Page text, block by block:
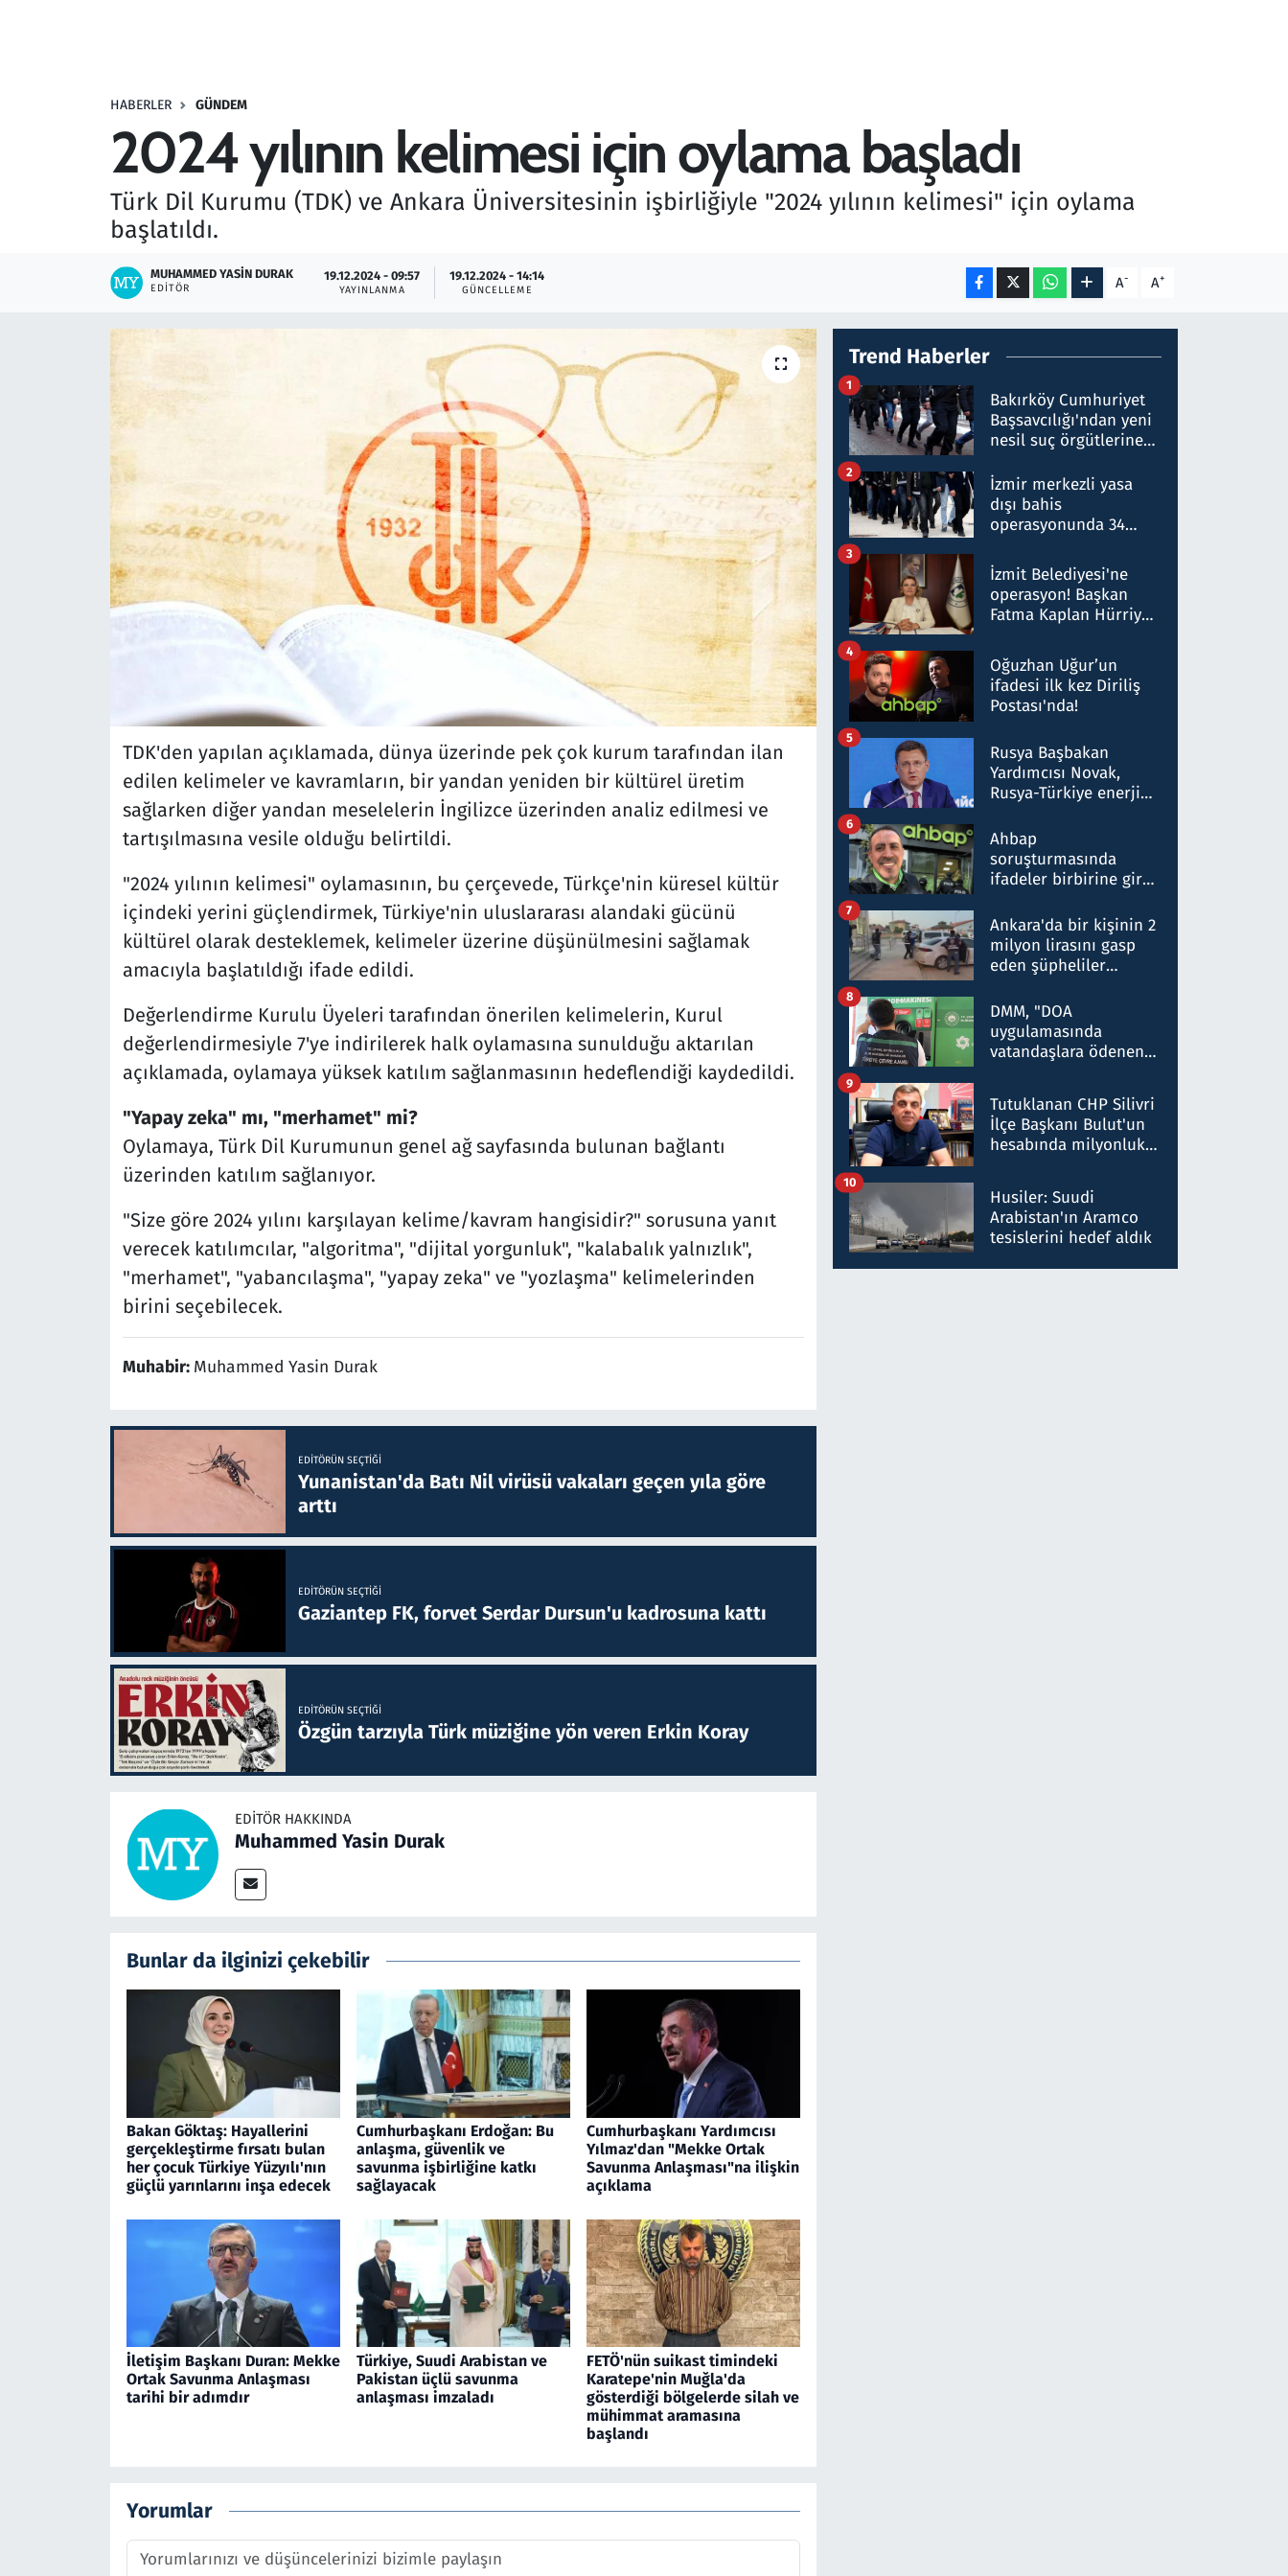
HABERLER GÜNDEM
2024 yılının kelimesi için oylama başladı
Türk Dil Kurumu (TDK) ve Ankara Üniversitesinin işbirliğiyle "2024 yılının kelimesi" için oylama
başlatıldı.
MUHAMMED YASIN DURAK
EDITÖR
19.12.2024 - 09:57
YAYINLANMA
19.12.2024 - 14:14
GÜNCELLEME A- A+
TDK'den yapılan açıklamada, dünya üzerinde pek çok kurum tarafından ilan
edilen kelimeler ve kavramların, bir yandan yeniden bir kültürel üretim
sağlarken diğer yandan meselelerin İngilizce üzerinden analiz edilmesi ve
tartışılmasına vesile olduğu belirtildi.
"2024 yılının kelimesi" oylamasının, bu çerçevede, Türkçe'nin küresel kültür
içindeki yerini güçlendirmek, Türkiye'nin uluslararası alandaki gücünü
kültürel olarak desteklemek, kelimeler üzerine düşünülmesini sağlamak
amacıyla başlatıldığı ifade edildi.
Değerlendirme Kurulu Üyeleri tarafından önerilen kelimelerin, Kurul
değerlendirmesiyle 7'ye indirilerek halk oylamasına sunulduğu aktarılan
açıklamada, oylamaya yüksek katılım sağlanmasının hedeflendiği kaydedildi.
"Yapay zeka" mı, "merhamet" mi?
Oylamaya, Türk Dil Kurumunun genel ağ sayfasında bulunan bağlantı
üzerinden katılım sağlanıyor.
"Size göre 2024 yılını karşılayan kelime/kavram hangisidir?" sorusuna yanıt
verecek katılımcılar, "algoritma", "dijital yorgunluk", "kalabalık yalnızlık",
"merhamet", "yabancılaşma", "yapay zeka" ve "yozlaşma" kelimelerinden
birini seçebilecek.
Muhabir: Muhammed Yasin Durak
EDITÖRÜN SEÇTIĞI
Yunanistan'da Batı Nil virüsü vakaları geçen yıla göre
arttı
EDITÖRÜN SEÇTIĞI
Gaziantep FK, forvet Serdar Dursun'u kadrosuna kattı
EDITÖRÜN SEÇTIĞI
Özgün tarzıyla Türk müziğine yön veren Erkin Koray
EDITÖR HAKKINDA
Muhammed Yasin Durak
Bunlar da ilginizi çekebilir
Bakan Göktaş: Hayallerini
gerçekleştirme fırsatı bulan
her çocuk Türkiye Yüzyılı'nın
güçlü yarınlarını inşa edecek
Cumhurbaşkanı Erdoğan: Bu
anlaşma, güvenlik ve
savunma işbirliğine katkı
sağlayacak
Cumhurbaşkanı Yardımcısı
Yılmaz'dan "Mekke Ortak
Savunma Anlaşması"na ilişkin
açıklama
İletişim Başkanı Duran: Mekke
Ortak Savunma Anlaşması
tarihi bir adımdır
Türkiye, Suudi Arabistan ve
Pakistan üçlü savunma
anlaşması imzaladı
FETÖ'nün suikast timindeki
Karatepe'nin Muğla'da
gösterdiği bölgelerde silah ve
mühimmat aramasına
başlandı
Yorumlar
Trend Haberler
Bakırköy Cumhuriyet
Başsavcılığı'ndan yeni
nesil suç örgütlerine
hakkında gözaltı kararı
1
İzmir merkezli yasa
dışı bahis
operasyonunda 34
Milyar liralık para
trafiği tespit edildi
2
İzmit Belediyesi'ne
operasyon! Başkan
Fatma Kaplan Hürriyet
3
Oğuzhan Uğur’un
ifadesi ilk kez Diriliş
Postası'nda!
4
Rusya Başbakan
Yardımcısı Novak,
Rusya-Türkiye enerji
nitelikte olduğunu
belirtti
5
Ahbap
soruşturmasında
ifadeler birbirine girdi:
ifadelerinden ortaya
çıkan tablo şok etti
6
Ankara'da bir kişinin 2
milyon lirasını gasp
eden şüpheliler
7
DMM, "DOA
uygulamasında
vatandaşlara ödenen
düşürüldüğü" iddiasını
yalanladı
8
Tutuklanan CHP Silivri
İlçe Başkanı Bulut'un
hesabında milyonluk
talimat verdi, ben
gönderdim
9
Husiler: Suudi
Arabistan'ın Aramco
tesislerini hedef aldık
10
Savunma Sanayi
Seçim 2023
Televizyon